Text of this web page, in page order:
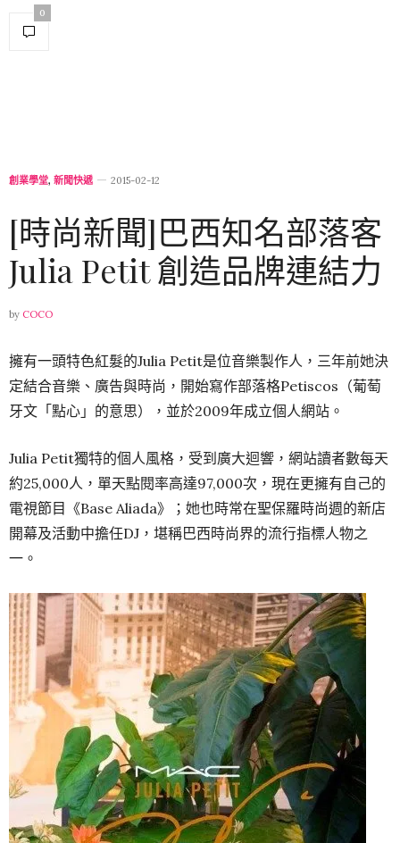
0
創業學堂, 新聞快遞 2015-02-12
[時尚新聞]巴西知名部落客
Julia Petit 創造品牌連結力
by COCO
擁有一頭特色紅髮的Julia Petit是位音樂製作人，三年前她決
定結合音樂、廣告與時尚，開始寫作部落格Petiscos（葡萄
牙文「點心」的意思），並於2009年成立個人網站。
Julia Petit獨特的個人風格，受到廣大迴響，網站讀者數每天
約25,000人，單天點閱率高達97,000次，現在更擁有自己的
電視節目《Base Aliada》；她也時常在聖保羅時尚週的新店
開幕及活動中擔任DJ，堪稱巴西時尚界的流行指標人物之
一。